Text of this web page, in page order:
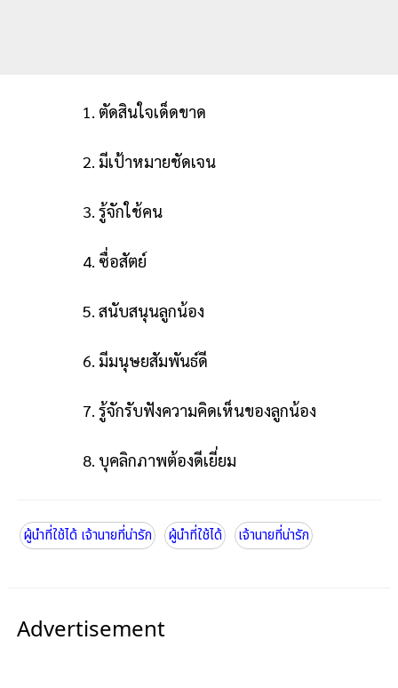
1. ตัดสินใจเด็ดขาด
2. มีเป้าหมายชัดเจน
3. รู้จักใช้คน
4. ซื่อสัตย์
5. สนับสนุนลูกน้อง
6. มีมนุษยสัมพันธ์ดี
7. รู้จักรับฟังความคิดเห็นของลูกน้อง
8. บุคลิกภาพต้องดีเยี่ยม
ผู้นำที่ใช้ได้ เจ้านายที่น่ารัก ผู้นำที่ใช้ได้ เจ้านายที่น่ารัก
Advertisement